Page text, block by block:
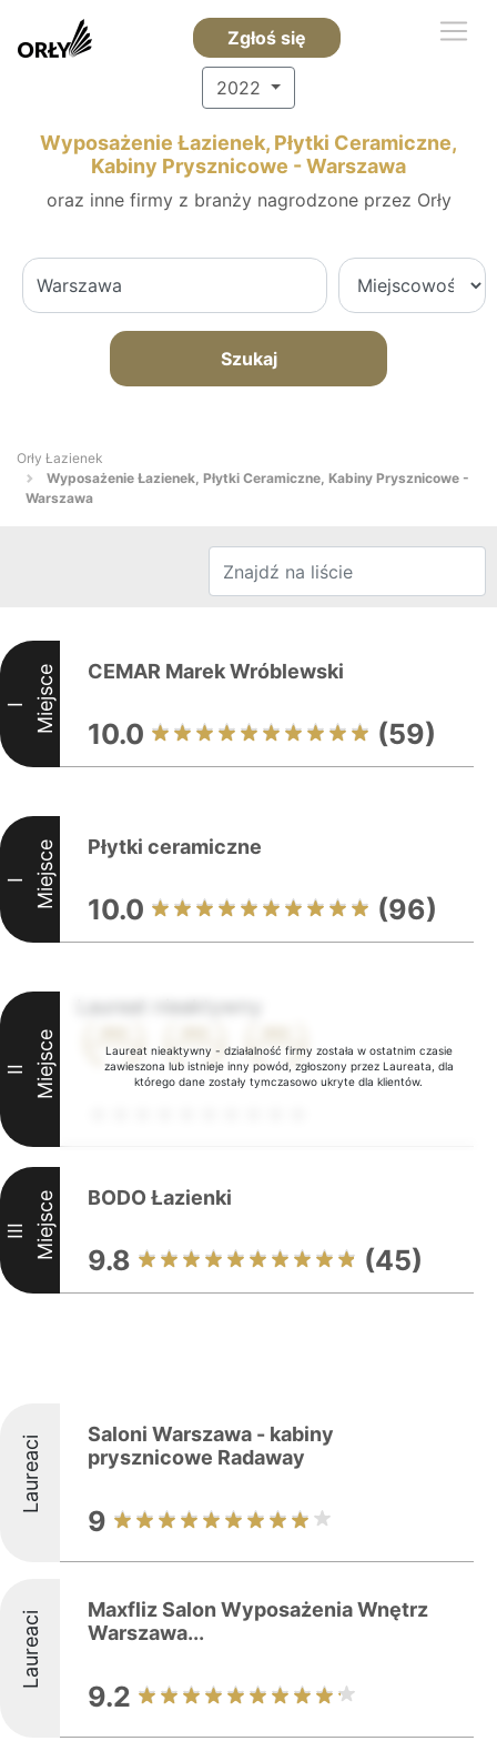
Zgłoś się
2022
Wyposażenie Łazienek, Płytki Ceramiczne,
Kabiny Prysznicowe - Warszawa
oraz inne firmy z branży nagrodzone przez Orły
Szukaj
Orły Łazienek
Wyposażenie Łazienek, Płytki Ceramiczne, Kabiny Prysznicowe -
Warszawa
I Miejsce CEMAR Marek Wróblewski
10.0 (59)
I Miejsce Płytki ceramiczne
10.0 (96)
Laureat nieaktywny - działalność firmy została w ostatnim czasie
zawieszona lub istnieje inny powód, zgłoszony przez Laureata, dla
którego dane zostały tymczasowo ukryte dla klientów.
II Miejsce
III Miejsce BODO Łazienki
9.8 (45)
Laureaci
Saloni Warszawa - kabiny
prysznicowe Radaway
9
Laureaci
Maxfliz Salon Wyposażenia Wnętrz
Warszawa...
9.2